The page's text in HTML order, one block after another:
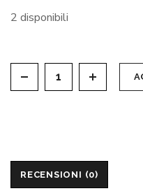
2 disponibili
MASCARA
RECENSIONI (0)